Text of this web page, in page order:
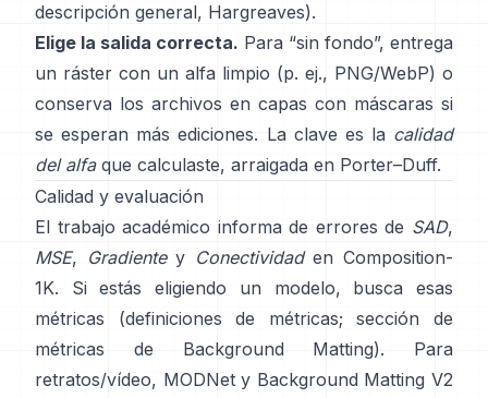
descripción general, Hargreaves).
Elige la salida correcta. Para “sin fondo”, entrega
un ráster con un alfa limpio (p. ej., PNG/WebP) o
conserva los archivos en capas con máscaras si
se esperan más ediciones. La clave es la calidad
del alfaque calculaste, arraigada en Porter–Duff.
Calidad y evaluación
El trabajo académico informa de errores de SAD,
MSE, Gradientey Conectividaden Composition-
1K. Si estás eligiendo un modelo, busca esas
métricas
(definiciones de métricas;
sección de
métricas de Background Matting). Para
retratos/vídeo, MODNety Background Matting V2